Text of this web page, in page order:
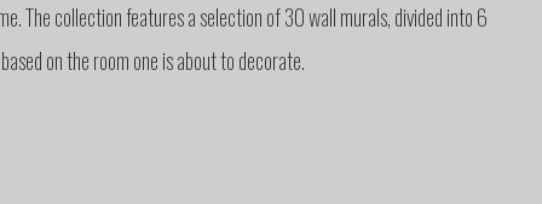
The collection features a selection of 30 wall murals, divided into 6
on the room one is about to decorate.